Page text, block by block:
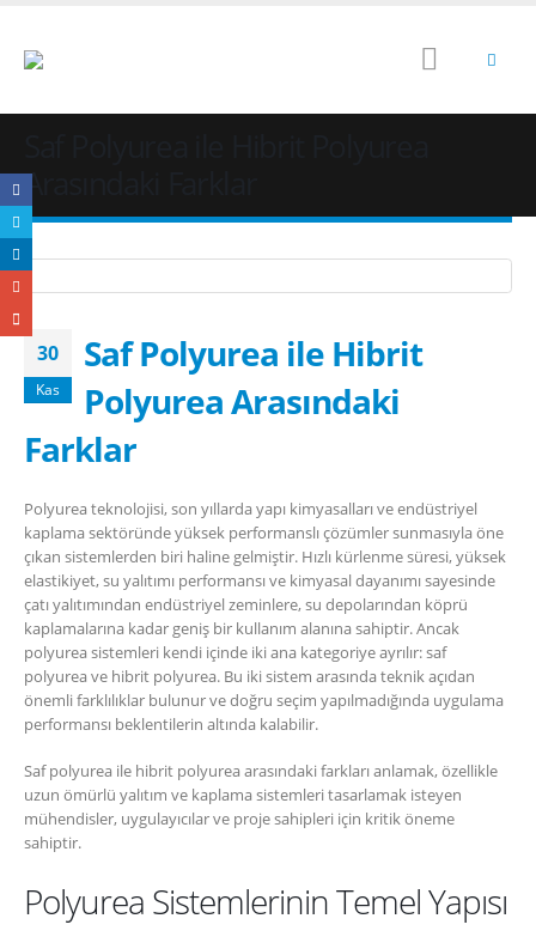
Arasındaki Farklar
30
Kas
Saf Polyurea ile Hibrit
Polyurea Arasındaki
Farklar
Polyurea teknolojisi, son yıllarda yapı kimyasalları ve endüstriyel
kaplama sektöründe yüksek performanslı çözümler sunmasıyla öne
çıkan sistemlerden biri haline gelmiştir. Hızlı kürlenme süresi, yüksek
elastikiyet, su yalıtımı performansı ve kimyasal dayanımı sayesinde
çatı yalıtımından endüstriyel zeminlere, su depolarından köprü
kaplamalarına kadar geniş bir kullanım alanına sahiptir. Ancak
polyurea sistemleri kendi içinde iki ana kategoriye ayrılır: saf
polyurea ve hibrit polyurea. Bu iki sistem arasında teknik açıdan
önemli farklılıklar bulunur ve doğru seçim yapılmadığında uygulama
performansı beklentilerin altında kalabilir.
Saf polyurea ile hibrit polyurea arasındaki farkları anlamak, özellikle
uzun ömürlü yalıtım ve kaplama sistemleri tasarlamak isteyen
mühendisler, uygulayıcılar ve proje sahipleri için kritik öneme
sahiptir.
Polyurea Sistemlerinin Temel Yapısı